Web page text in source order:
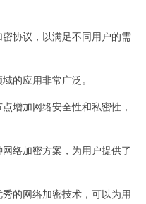
协议，以满足不同用户的需
应用非常广泛。
加网络安全性和私密性，
络加密方案，为用户提供了
的网络加密技术，可以为用